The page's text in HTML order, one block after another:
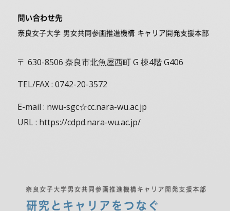
〒 630-8506 奈良市北魚屋西町 G 棟4階 G406
TEL/FAX : 0742-20-3572
E-mail : nwu-sgc☆cc.nara-wu.ac.jp
URL : https://cdpd.nara-wu.ac.jp/